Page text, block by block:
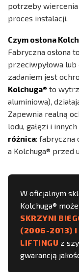
potrzeby wiercenia
proces instalacji.
Czym osłona
Fabryczna osłona
przeciwpyłowa lub
zadaniem jest
Kolchuga® to
aluminiowa),
Zapewnia realną
lodu, gałęzi i
różnica: fabryczna
a Kolchuga® przed
W oficjalnym
Kolchuga®
SKRZYNI
(2006-2013) I
LIFTINGU z
gwarancją